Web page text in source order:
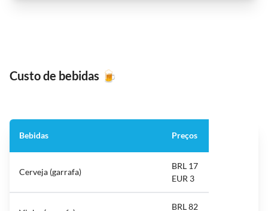
Custo de bebidas 🍺
Bebidas Preços
Cerveja (garrafa)
BRL 17
EUR 3
BRL 82